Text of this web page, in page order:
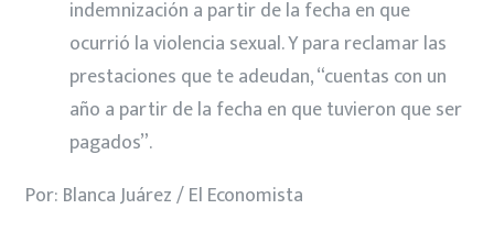
indemnización a partir de la fecha en que
ocurrió la violencia sexual. Y para reclamar las
prestaciones que te adeudan, “cuentas con un
año a partir de la fecha en que tuvieron que ser
pagados”.
Por: Blanca Juárez / El Economista